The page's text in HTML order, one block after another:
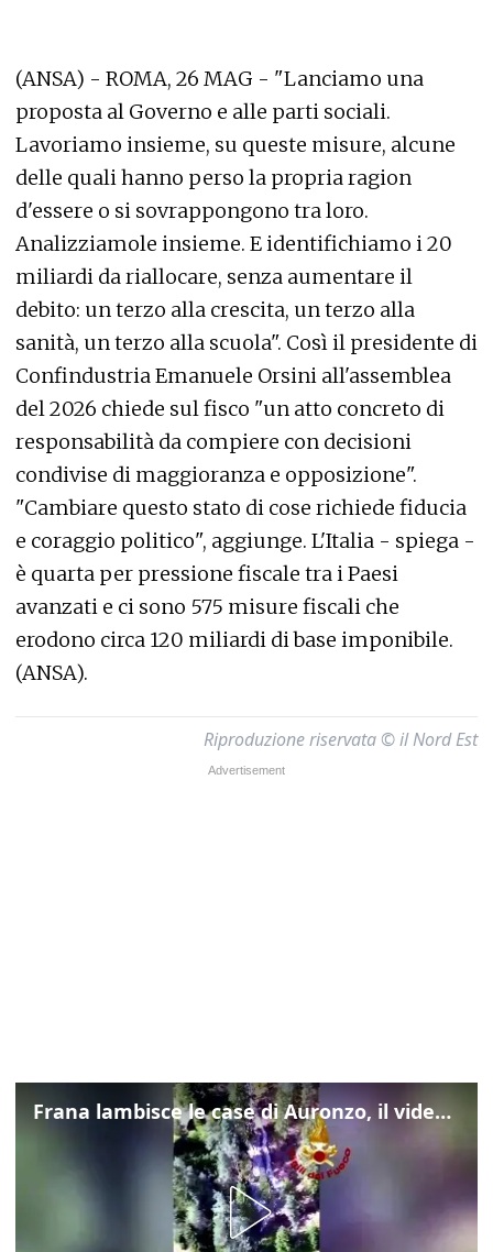
(ANSA) - ROMA, 26 MAG - "Lanciamo una
proposta al Governo e alle parti sociali.
Lavoriamo insieme, su queste misure, alcune
delle quali hanno perso la propria ragion
d'essere o si sovrappongono tra loro.
Analizziamole insieme. E identifichiamo i 20
miliardi da riallocare, senza aumentare il
debito: un terzo alla crescita, un terzo alla
sanità, un terzo alla scuola". Così il presidente di
Confindustria Emanuele Orsini all'assemblea
del 2026 chiede sul fisco "un atto concreto di
responsabilità da compiere con decisioni
condivise di maggioranza e opposizione".
"Cambiare questo stato di cose richiede fiducia
e coraggio politico", aggiunge. L'Italia - spiega -
è quarta per pressione fiscale tra i Paesi
avanzati e ci sono 575 misure fiscali che
erodono circa 120 miliardi di base imponibile.
(ANSA).
Riproduzione riservata © il Nord Est
Frana lambisce le case di Auronzo, il video dall'elicottero dei vigili del fuoco